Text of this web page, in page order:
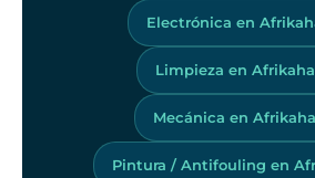
Electrónica en
Limpieza en
Mecánica en
Pintura / Antifouling en